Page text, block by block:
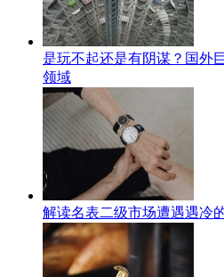
是玩不起还是有阴谋？国外
领域
解读名表二级市场遭遇遇冷